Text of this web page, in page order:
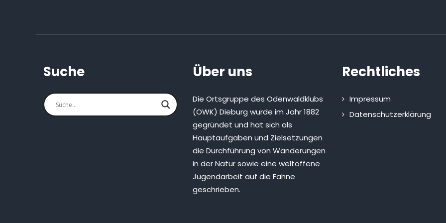
Suche Über uns
Die Ortsgruppe des Odenwaldklubs
(OWK) Dieburg wurde im Jahr 1882
gegründet und hat sich als
Hauptaufgaben und Zielsetzungen
die Durchführung von Wanderungen
in der Natur sowie eine weltoffene
Jugendarbeit auf die Fahne
geschrieben.
Rechtliches
Impressum
Datenschutzerklärung